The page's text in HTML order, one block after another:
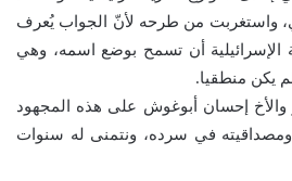
واستغربت من طرحه لأنّ الجواب يُعرف
أن تسمح بوضع اسمه، وهي
يكن منطقيا.
والأخ إحسان أبوغوش على هذه المجهود
ومصداقيته في سرده، ونتمنى له سنوات